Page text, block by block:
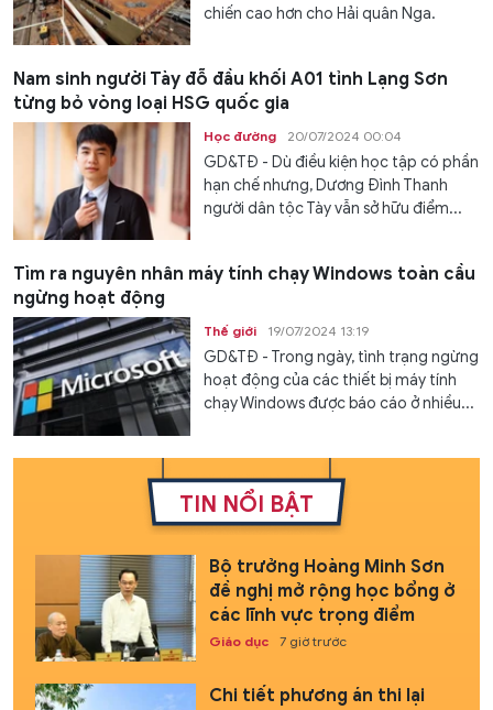
chiến cao hơn cho Hải quân Nga.
Nam sinh người Tày đỗ đầu khối A01 tỉnh Lạng Sơn
từng bỏ vòng loại HSG quốc gia
Học đường 20/07/2024 00:04
GD&TĐ - Dù điều kiện học tập có phần
hạn chế nhưng, Dương Đình Thanh
người dân tộc Tày vẫn sở hữu điểm...
Tìm ra nguyên nhân máy tính chạy Windows toàn cầu
ngừng hoạt động
Thế giới 19/07/2024 13:19
GD&TĐ - Trong ngày, tình trạng ngừng
hoạt động của các thiết bị máy tính
chạy Windows được báo cáo ở nhiều...
TIN NỔI BẬT
Bộ trưởng Hoàng Minh Sơn
đề nghị mở rộng học bổng ở
các lĩnh vực trọng điểm
Giáo dục 7 giờ trước
Chi tiết phương án thi lại